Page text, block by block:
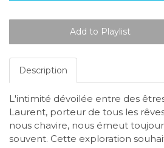
Description
L'intimité dévoilée entre des
Laurent, porteur de tous les
nous chavire, nous émeut
souvent. Cette exploration